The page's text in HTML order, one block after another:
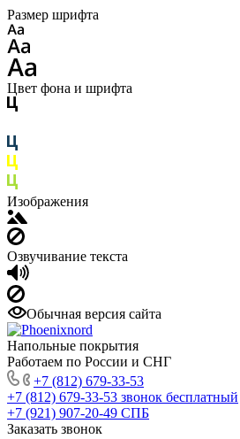
Размер шрифта
Цвет фона и шрифта
Изображения
Озвучивание текста
Обычная версия сайта
Напольные покрытия
Работаем по России и СНГ
+7 (812) 679-33-53
+7 (812) 679-33-53 звонок бесплатный
+7 (921) 907-20-49 СПБ
Заказать звонок